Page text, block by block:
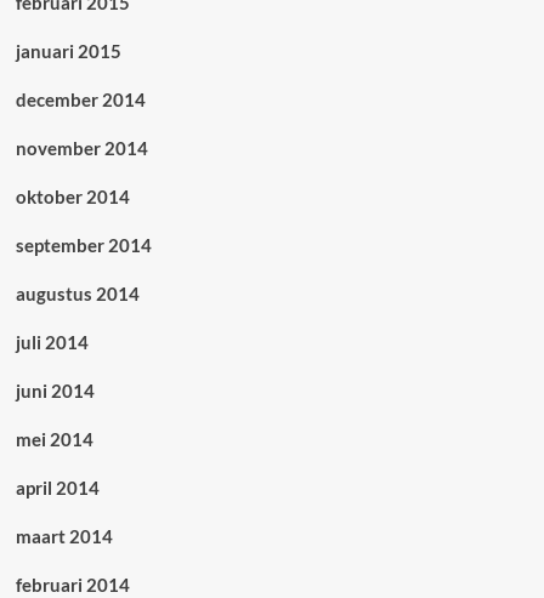
januari 2015
december 2014
november 2014
oktober 2014
september 2014
augustus 2014
juli 2014
juni 2014
mei 2014
april 2014
maart 2014
februari 2014